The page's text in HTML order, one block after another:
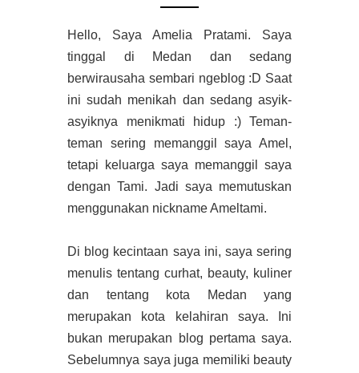
Hello, Saya Amelia Pratami. Saya
tinggal di Medan dan sedang
berwirausaha sembari ngeblog :D Saat
ini sudah menikah dan sedang asyik-
asyiknya menikmati hidup :) Teman-
teman sering memanggil saya Amel,
tetapi keluarga saya memanggil saya
dengan Tami. Jadi saya memutuskan
menggunakan nickname Ameltami.
Di blog kecintaan saya ini, saya sering
menulis tentang curhat, beauty, kuliner
dan tentang kota Medan yang
merupakan kota kelahiran saya. Ini
bukan merupakan blog pertama saya.
Sebelumnya saya juga memiliki beauty